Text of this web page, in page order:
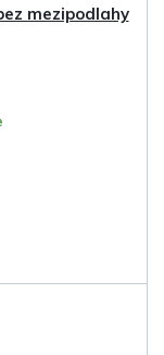
mezipodlahy